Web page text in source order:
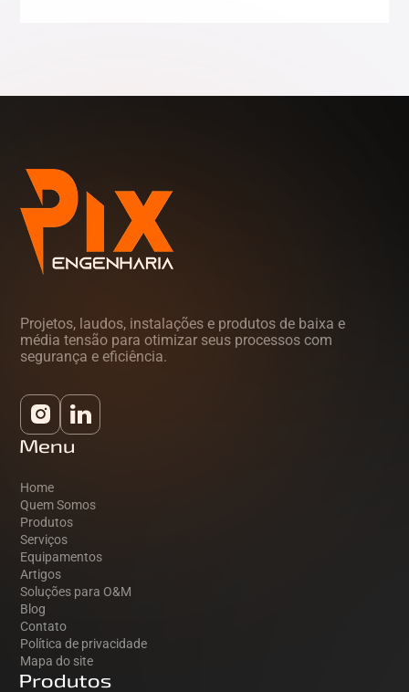
Projetos, laudos, instalações e produtos de baixa e
média tensão para otimizar seus processos com
segurança e eficiência.
Menu
Home
Quem Somos
Produtos
Serviços
Equipamentos
Artigos
Soluções para O&M
Blog
Contato
Política de privacidade
Mapa do site
Produtos